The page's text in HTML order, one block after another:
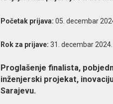
Početak prijava: 05. decembar
Rok za prijave: 31. decembar 2024.
Proglašenje finalista,
inženjerski projekat,
Sarajevu.